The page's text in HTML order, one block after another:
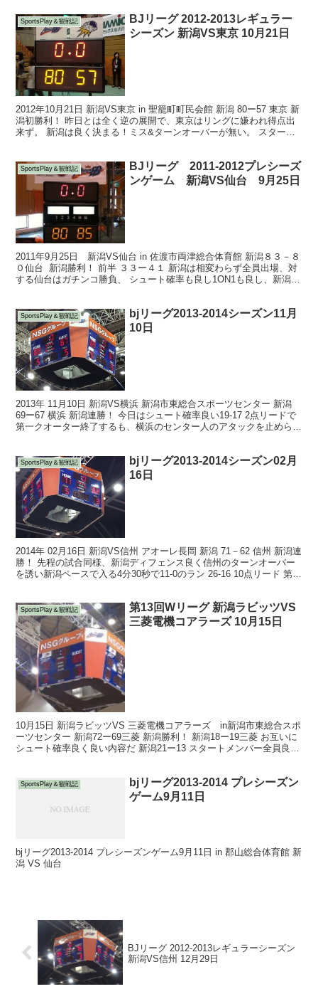
SportsPlay＆観戦記
BJリーグ 2012-2013レギュラー
シーズン 新潟VS東京 10月21日
2012年10月21日 新潟VS東京 in 聖籠町町民会館 新潟 80ー57 東京 新
潟初勝利！ 昨日とは全く逆の展開で、東京はリングに嫌われ得点出
来ず。 新潟は良く決まる！ミス&ターンオーバーが無い。 スタート
SportsPlay＆観戦記
BJリーグ 2011-2012プレシーズ
ンゲーム 新潟VS仙台 9月25日
2011年9月25日 新潟VS仙台 in 佐渡市両津総合体育館 新潟８３－８
０仙台 新潟勝利！ 前半 ３３ー４１ 新潟は相変わらず全員出場、対
する仙台はガチンコ勝負、 シュート確率も良し1ON1も良し、新潟デ
SportsPlay＆観戦記
bjリーグ2013-2014シーズン11月
10日
2013年 11月10日 新潟VS横浜 新潟市東総合スポーツセンター 新潟
69ー67 横浜 新潟連勝！ 今日はシュート確率良い19-17 2点リードで
第一クオーター終了するも、横浜のセンター人のアタックを止められ
SportsPlay＆観戦記
bjリーグ2013-2014シーズン02月
16日
2014年 02月16日 新潟VS信州 アオーレ長岡 新潟 71－62 信州 新潟連
勝！ 先程の試合同様、新潟ディフェンス良く信州のターンオーバー
を誘い新潟ペースで入る4分30秒で11-0のラン 26-16 10点リード 第二
SportsPlay＆観戦記
第13回Wリーグ 新潟ラビッツVS
三菱電機コアラーズ 10月15日
10月15日 新潟ラビッツVS 三菱電機コアラーズ in新潟市東総合スポ
ーツセンター 新潟72ー69三菱 新潟勝利！ 新潟18ー19三菱 お互いに
シュート確率良く良い内容だ 新潟21ー13 スタートメンバー全員良く
SportsPlay＆観戦記
bjリーグ2013-2014 プレシーズン
ゲーム9月11日
bjリーグ2013-2014 プレシーズンゲーム9月11日 in 郡山総合体育館 新
潟 VS 仙台
BJリーグ 2012-2013レギュラーシーズン
新潟VS信州 12月29日